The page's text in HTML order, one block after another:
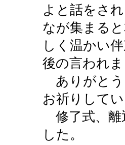
よと話をさ
なが集まる
しく温かい
後の言われま
ありがとう
お祈りしてい
修了式、離
した。